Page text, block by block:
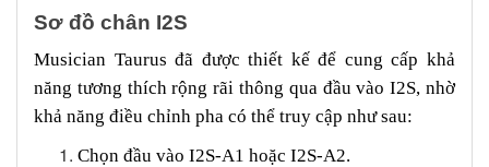
Sơ đồ chân I2S
Musician Taurus đã được thiết kế để cung cấp khả
năng tương thích rộng rãi thông qua đầu vào I2S, nhờ
khả năng điều chỉnh pha có thể truy cập như sau:
Chọn đầu vào I2S-A1 hoặc I2S-A2.